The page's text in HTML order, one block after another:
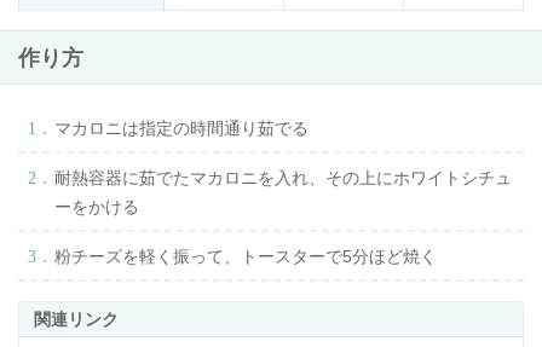
作り方
マカロニは指定の時間通り茹でる
耐熱容器に茹でたマカロニを入れ、その上にホワイトシチュ
ーをかける
粉チーズを軽く振って、トースターで5分ほど焼く